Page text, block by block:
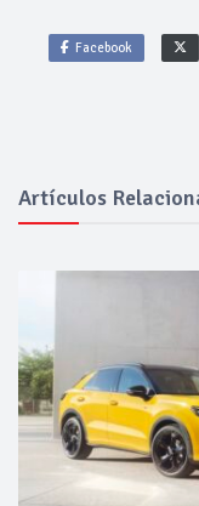
Facebook
Artículos